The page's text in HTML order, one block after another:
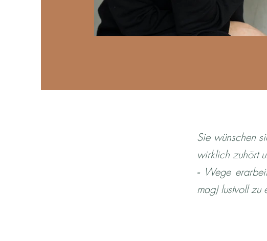
Sie wünschen
wirklich zuhört
‑ Wege
mag) lustvoll zu